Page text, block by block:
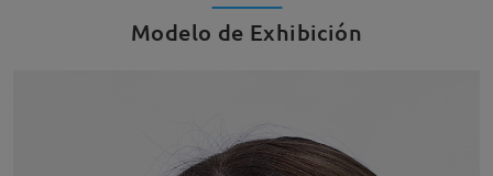
Modelo de Exhibición